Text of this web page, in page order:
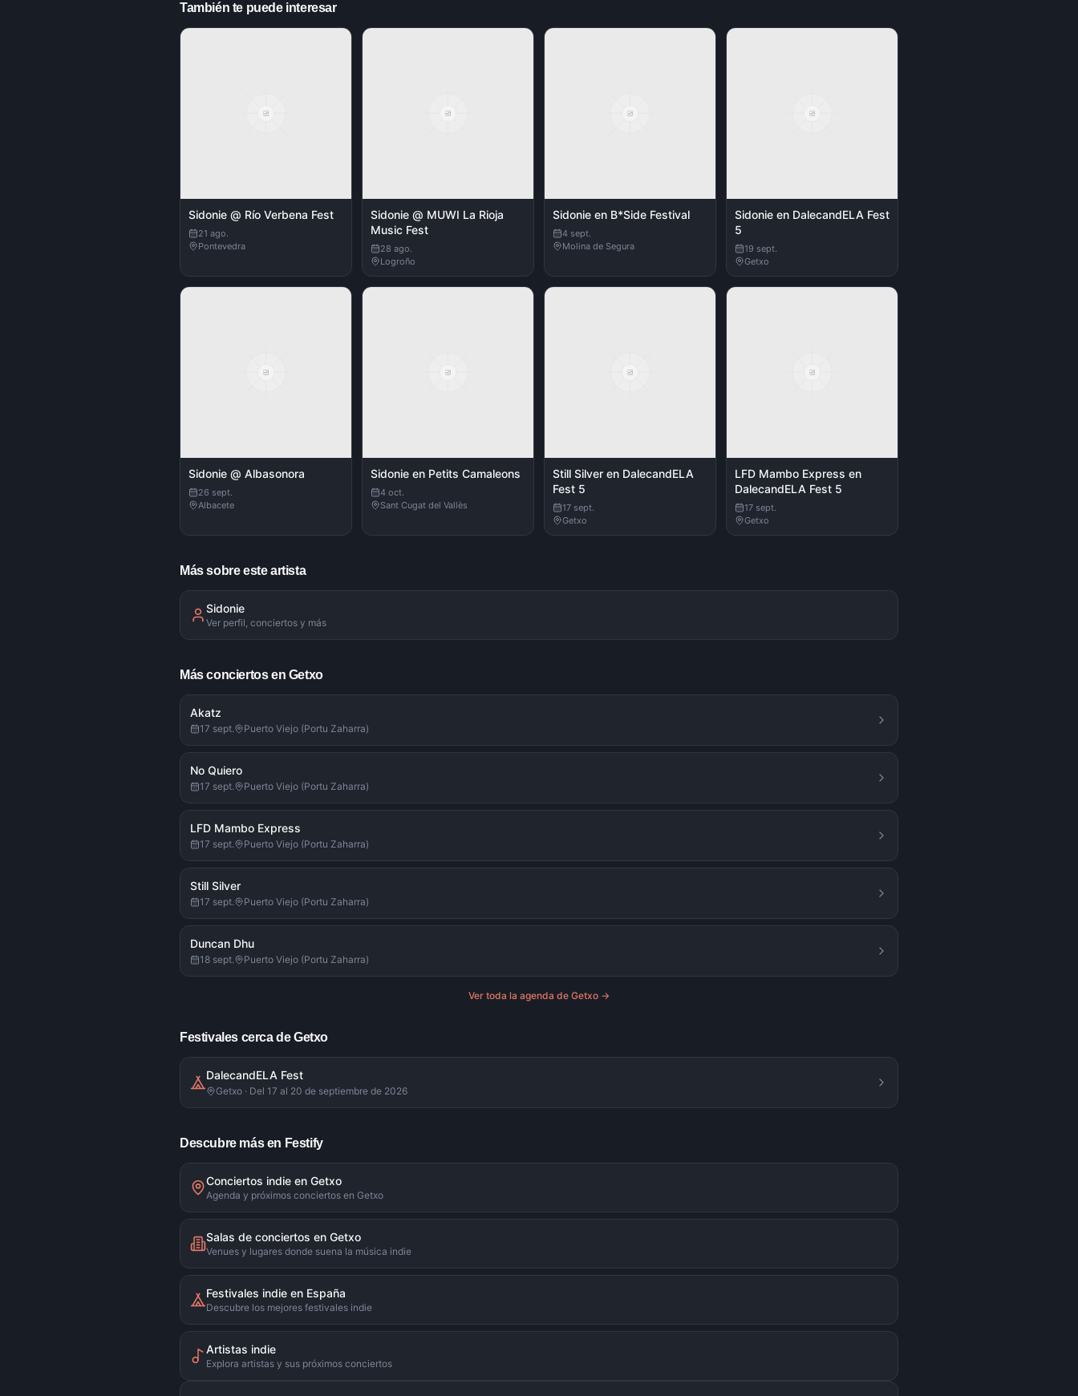
También te puede interesar
Sidonie @ Río Verbena Fest
21 ago.
Pontevedra
Sidonie @ MUWI La Rioja
Music Fest
28 ago.
Logroño
Sidonie en B*Side Festival
4 sept.
Molina de Segura
Sidonie en DalecandELA Fest
5
19 sept.
Getxo
Sidonie @ Albasonora
26 sept.
Albacete
Sidonie en Petits Camaleons
4 oct.
Sant Cugat del Vallès
Still Silver en DalecandELA
Fest 5
17 sept.
Getxo
LFD Mambo Express en
DalecandELA Fest 5
17 sept.
Getxo
Más sobre este artista
Sidonie
Ver perfil, conciertos y más
Más conciertos en Getxo
Akatz
17 sept. Puerto Viejo (Portu Zaharra)
No Quiero
17 sept. Puerto Viejo (Portu Zaharra)
LFD Mambo Express
17 sept. Puerto Viejo (Portu Zaharra)
Still Silver
17 sept. Puerto Viejo (Portu Zaharra)
Duncan Dhu
18 sept. Puerto Viejo (Portu Zaharra)
Ver toda la agenda de Getxo →
Festivales cerca de Getxo
DalecandELA Fest
Getxo · Del 17 al 20 de septiembre de 2026
Descubre más en Festify
Conciertos indie en Getxo
Agenda y próximos conciertos en Getxo
Salas de conciertos en Getxo
Venues y lugares donde suena la música indie
Festivales indie en España
Descubre los mejores festivales indie
Artistas indie
Explora artistas y sus próximos conciertos